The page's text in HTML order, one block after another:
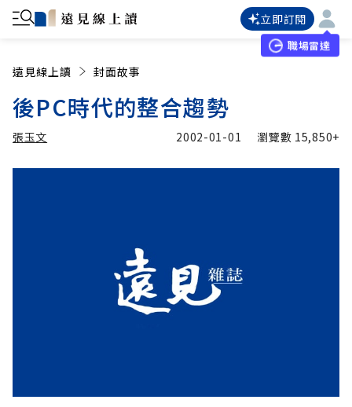
立即訂閱
職場雷達
遠見線上讀 封面故事
後PC時代的整合趨勢
張玉文 2002-01-01 瀏覽數 15,850+